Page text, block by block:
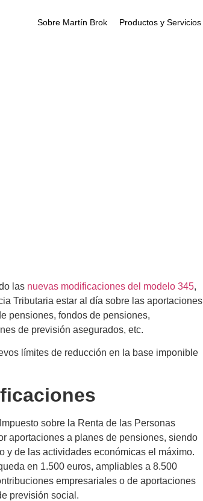
Sobre Martín Brok Productos y Servicios
las nuevas modificaciones del modelo 345,
Tributaria estar al día sobre las aportaciones
pensiones, fondos de pensiones,
de previsión asegurados, etc.
límites de reducción en la base imponible
sobre la Renta de las Personas
aportaciones a planes de pensiones, siendo
y de las actividades económicas el máximo.
en 1.500 euros, ampliables a 8.500
empresariales o de aportaciones
previsión social.